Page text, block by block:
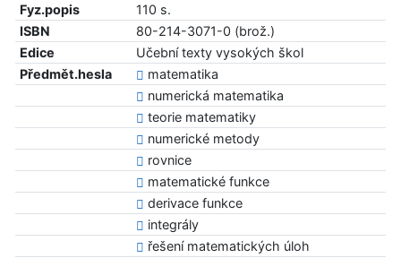
Fyz.popis
110 s.
ISBN
80-214-3071-0 (brož.)
Edice
Učební texty vysokých škol
Předmět.hesla
matematika
numerická matematika
teorie matematiky
numerické metody
rovnice
matematické funkce
derivace funkce
integrály
řešení matematických úloh